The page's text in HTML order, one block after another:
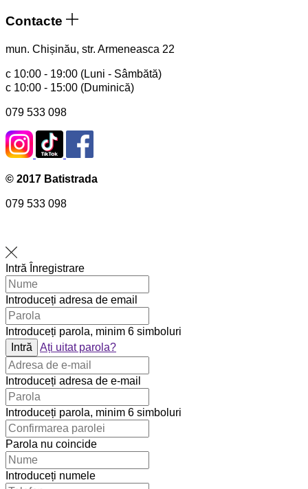
Contacte
mun. Chișinău, str. Armeneasca 22
с 10:00 - 19:00 (Luni - Sâmbătă)
с 10:00 - 15:00 (Duminică)
079 533 098
© 2017 Batistrada
079 533 098
Intră Înregistrare
Introduceți adresa de email
Introduceți parola, minim 6 simboluri
Intră
Ați uitat parola?
Introduceți adresa de e-mail
Introduceți parola, minim 6 simboluri
Parola nu coincide
Introduceți numele